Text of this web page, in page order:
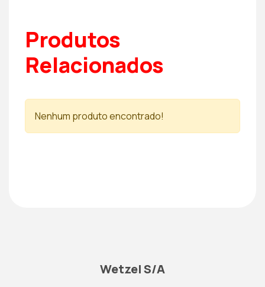
Produtos
Relacionados
Nenhum produto encontrado!
Wetzel S/A